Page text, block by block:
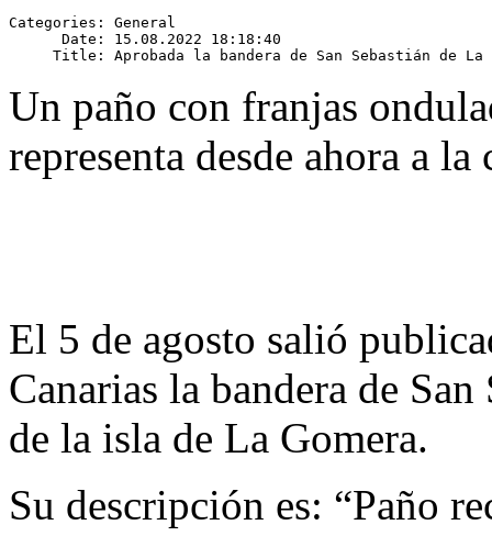
Categories: General
      Date: 15.08.2022 18:18:40
Un paño con franjas
representa desde ahora a
El 5 de agosto salió
Canarias la bandera de
de la isla de La Gomera.
Su descripción es: “Paño